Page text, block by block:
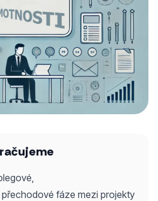
fáze mezi projekty